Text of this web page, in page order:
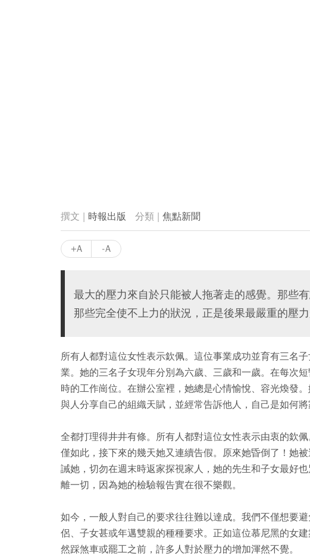
時報出版 焦點新聞
+A -A
最大的壓力來自於只能被人拖著走的感覺。那些
那些完全使不上力的狀況，正是後果最嚴重的壓力
所有人都對這位女性表示欽佩。這位事業成功並育有三名
業。她的三名子女現年分別為六歲、三歲和一歲。在每次
時的工作崗位。在辦公室裡，她總是心情愉悅、容光煥發
與人分享自己的組織天賦，並經常告訴他人，自己是如何
全都打理得井井有條。所有人都對這位女性表示由衷的欽
僅如此，接下來的幾天她又連續告假。原來她昏倒了！她
誡她，切勿在週末時返家探視家人，她的先生和子女最好
離一切，因為她的檢驗報告實在很不樂觀。
如今，一般人對自己的要求往往難以達成。我們不僅想要
侶、子女甚或年邁雙親的種種要求。正如這位慕尼黑的女
然踩煞車或罷工之前，許多人對於壓力的增加渾然不覺。